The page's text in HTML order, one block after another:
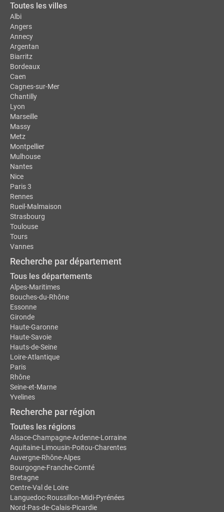
Toutes les villes
Albi
Angers
Annecy
Argentan
Biarritz
Bordeaux
Caen
Cagnes-sur-Mer
Chantilly
Lyon
Marseille
Massy
Metz
Montpellier
Mulhouse
Nantes
Nice
Paris 3
Rennes
Rueil-Malmaison
Strasbourg
Toulouse
Tours
Vannes
Recherche par département
Tous les départements
Alpes-Maritimes
Bouches-du-Rhône
Essonne
Gironde
Haute-Garonne
Haute-Savoie
Hauts-de-Seine
Loire-Atlantique
Paris
Rhône
Seine-et-Marne
Yvelines
Recherche par région
Toutes les régions
Alsace-Champagne-Ardenne-Lorraine
Aquitaine-Limousin-Poitou-Charentes
Auvergne-Rhône-Alpes
Bourgogne-Franche-Comté
Bretagne
Centre-Val de Loire
Languedoc-Roussillon-Midi-Pyrénées
Nord-Pas-de-Calais-Picardie